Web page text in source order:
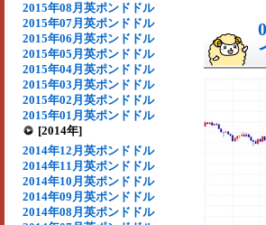
2015年08月英ポンドドル
2015年07月英ポンドドル
2015年06月英ポンドドル
2015年05月英ポンドドル
2015年04月英ポンドドル
2015年03月英ポンドドル
2015年02月英ポンドドル
2015年01月英ポンドドル
[2014年]
2014年12月英ポンドドル
2014年11月英ポンドドル
2014年10月英ポンドドル
2014年09月英ポンドドル
2014年08月英ポンドドル